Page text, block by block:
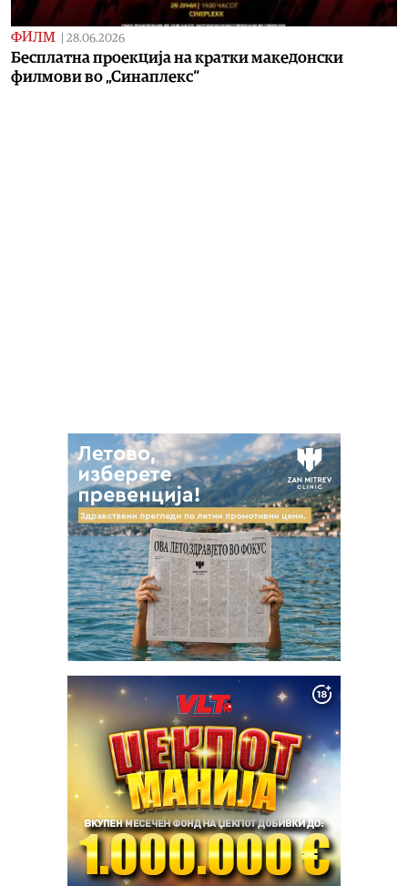
ФИЛМ 28.06.2026
Бесплатна проекција на кратки македонски
филмови во „Синаплекс“